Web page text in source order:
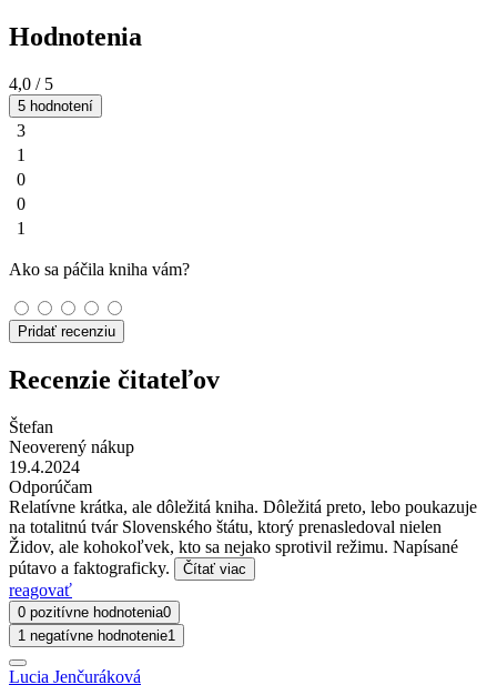
Hodnotenia
4,0 / 5
5 hodnotení
3
1
0
0
1
Ako sa páčila kniha vám?
Pridať recenziu
Recenzie čitateľov
Štefan
Neoverený nákup
19.4.2024
Odporúčam
Relatívne krátka, ale dôležitá kniha. Dôležitá preto, lebo poukazuje
na totalitnú tvár Slovenského štátu, ktorý prenasledoval nielen
Židov, ale kohokoľvek, kto sa nejako sprotivil režimu. Napísané
pútavo a faktograficky.
Čítať viac
reagovať
0 pozitívne hodnotenia0
1 negatívne hodnotenie1
Lucia Jenčuráková